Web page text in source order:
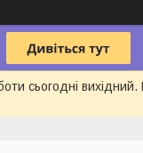
сьогодні